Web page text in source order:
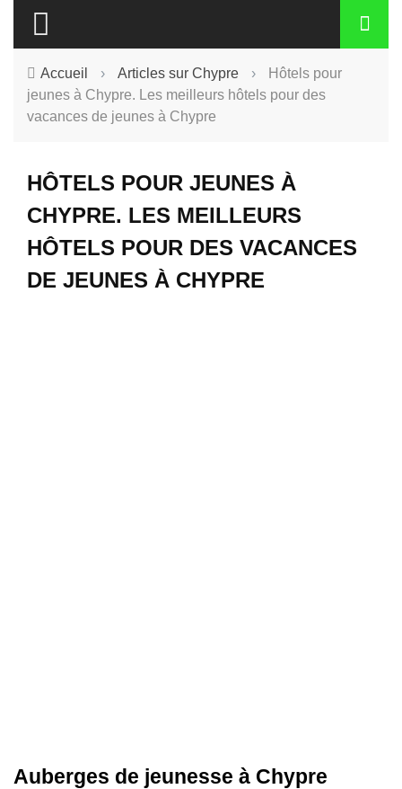
Accueil › Articles sur Chypre ›
Hôtels pour
jeunes à Chypre. Les meilleurs hôtels pour des
vacances de jeunes à Chypre
HÔTELS POUR JEUNES À
CHYPRE. LES MEILLEURS
HÔTELS POUR DES VACANCES
DE JEUNES À CHYPRE
Auberges de jeunesse à Chypre